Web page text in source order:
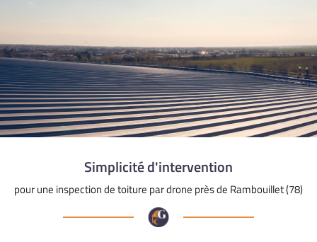
Simplicité d'intervention
pour une inspection de toiture par drone près de Rambouillet (78)